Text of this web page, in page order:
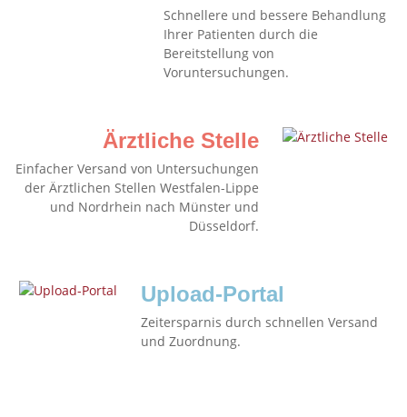
Schnellere und bessere Behandlung
Ihrer Patienten durch die
Bereitstellung von
Voruntersuchungen.
Ärztliche Stelle
Einfacher Versand von Untersuchungen
der Ärztlichen Stellen Westfalen-Lippe
und Nordrhein nach Münster und
Düsseldorf.
Upload-Portal
Zeitersparnis durch schnellen Versand
und Zuordnung.